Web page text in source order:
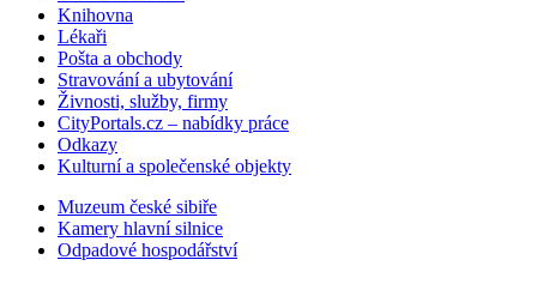
Knihovna
Lékaři
Pošta a obchody
Stravování a ubytování
Živnosti, služby, firmy
CityPortals.cz – nabídky práce
Odkazy
Kulturní a společenské objekty
Muzeum české sibiře
Kamery hlavní silnice
Odpadové hospodářství